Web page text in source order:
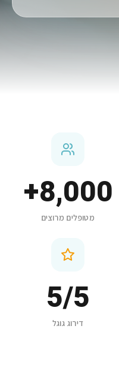
8,000
+
מטופלים מרוצים
5/5
דירוג גוגל